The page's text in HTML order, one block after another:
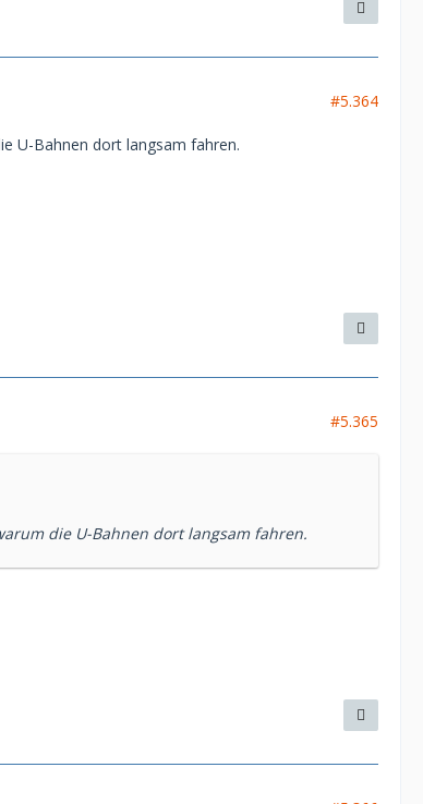
#5.364
U-Bahnen dort langsam fahren.
#5.365
die U-Bahnen dort langsam fahren.